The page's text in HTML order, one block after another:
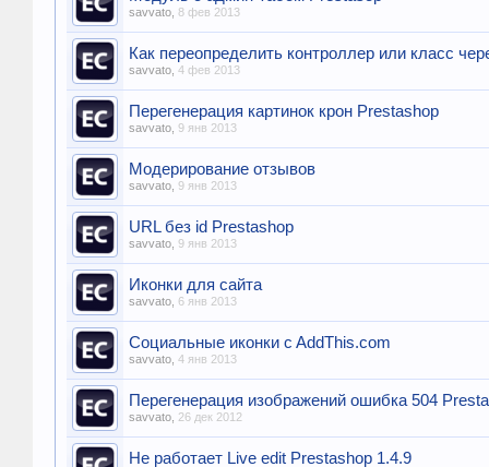
savvato 8 фев 2013
Как переопределить контроллер или класс
savvato 4 фев 2013
Перегенерация картинок крон Prestashop
savvato 9 янв 2013
Модерирование отзывов
savvato 9 янв 2013
URL без id Prestashop
savvato 9 янв 2013
Иконки для сайта
savvato 6 янв 2013
Социальные иконки c AddThis.com
savvato 4 янв 2013
Перегенерация изображений ошибка 504
savvato 26 дек 2012
Не работает Live edit Prestashop 1.4.9